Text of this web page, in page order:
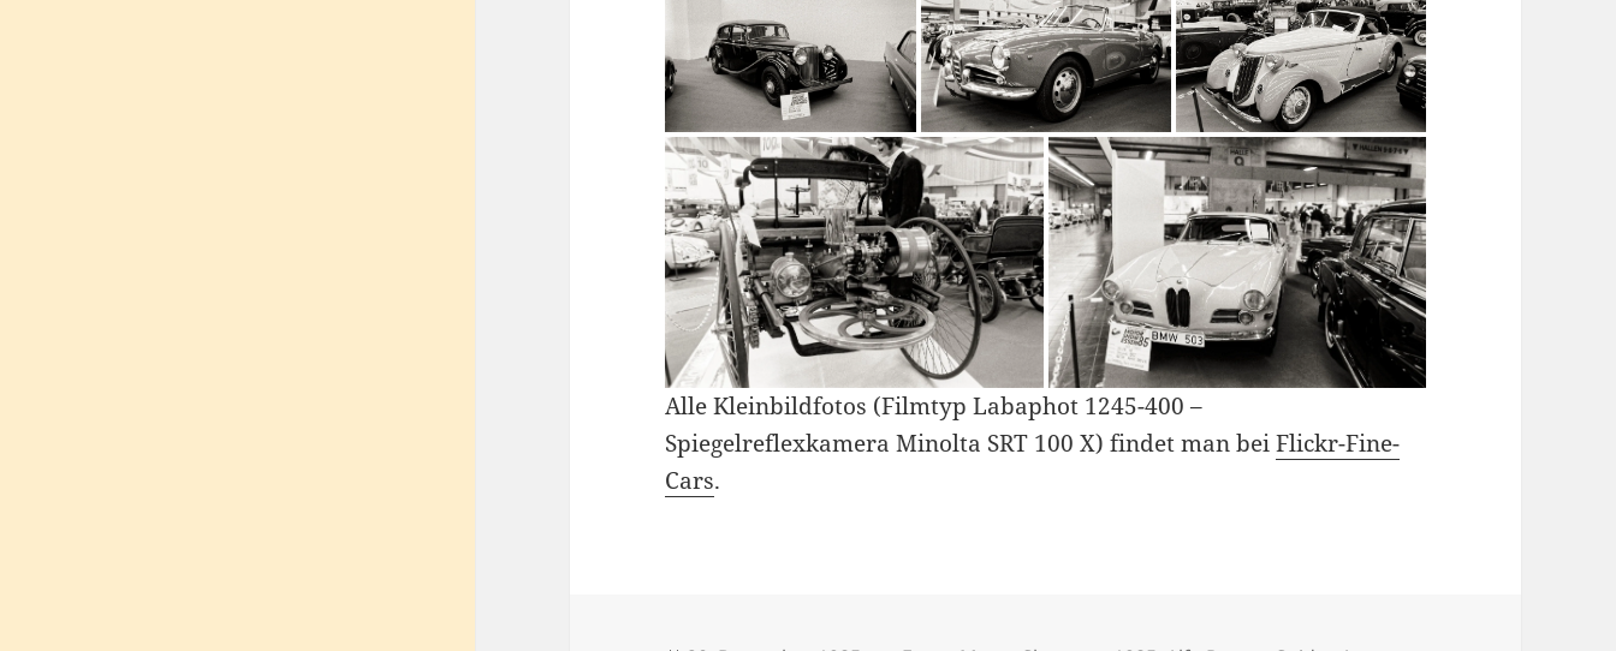
Alle Kleinbildfotos (Filmtyp Labaphot 1245-400 –
Spiegelreflexkamera Minolta SRT 100 X) findet man beiFlickr-Fine-
Cars.